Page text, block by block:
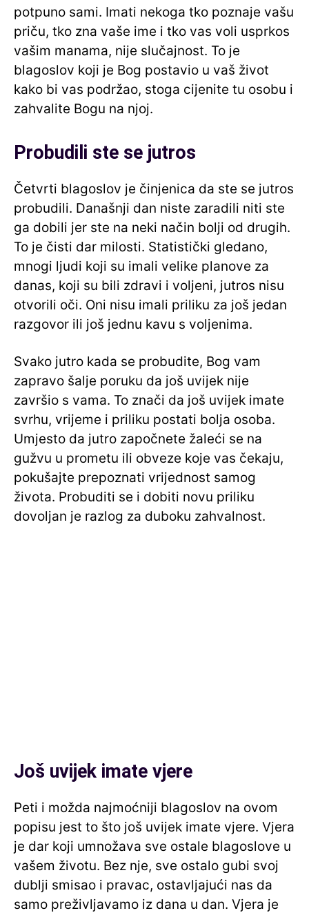
potpuno sami. Imati nekoga tko poznaje vašu
priču, tko zna vaše ime i tko vas voli usprkos
vašim manama, nije slučajnost. To je
blagoslov koji je Bog postavio u vaš život
kako bi vas podržao, stoga cijenite tu osobu i
zahvalite Bogu na njoj.
Probudili ste se jutros
Četvrti blagoslov je činjenica da ste se jutros
probudili. Današnji dan niste zaradili niti ste
ga dobili jer ste na neki način bolji od drugih.
To je čisti dar milosti. Statistički gledano,
mnogi ljudi koji su imali velike planove za
danas, koji su bili zdravi i voljeni, jutros nisu
otvorili oči. Oni nisu imali priliku za još jedan
razgovor ili još jednu kavu s voljenima.
Svako jutro kada se probudite, Bog vam
zapravo šalje poruku da još uvijek nije
završio s vama. To znači da još uvijek imate
svrhu, vrijeme i priliku postati bolja osoba.
Umjesto da jutro započnete žaleći se na
gužvu u prometu ili obveze koje vas čekaju,
pokušajte prepoznati vrijednost samog
života. Probuditi se i dobiti novu priliku
dovoljan je razlog za duboku zahvalnost.
Još uvijek imate vjere
Peti i možda najmoćniji blagoslov na ovom
popisu jest to što još uvijek imate vjere. Vjera
je dar koji umnožava sve ostale blagoslove u
vašem životu. Bez nje, sve ostalo gubi svoj
dublji smisao i pravac, ostavljajući nas da
samo preživljavamo iz dana u dan. Vjera je